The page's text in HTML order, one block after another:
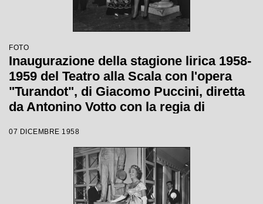
FOTO
Inaugurazione della stagione lirica 1958-
1959 del Teatro alla Scala con l'opera
"Turandot", di Giacomo Puccini, diretta
da Antonino Votto con la regia di
07 DICEMBRE 1958